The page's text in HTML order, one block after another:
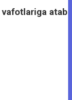
аtаb